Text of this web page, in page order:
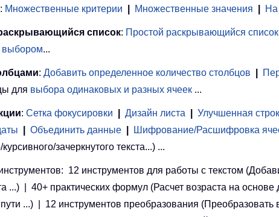
: Множественные критерии Множественные значения На
список: Простой раскрывающийся список
выбором...
: Добавить определенное количество столбцов
для выбора одинаковых и разных ячеек ...
: Сетка фокусировки Дизайн листа Улучшенная
Объединить данные Шифрование/Расшифровка
зачеркнутого текста...) ...
12 инструментов для работы с текстом
...) | 40+ практических формул (Расчет возраста на
...) | 12 инструментов преобразования